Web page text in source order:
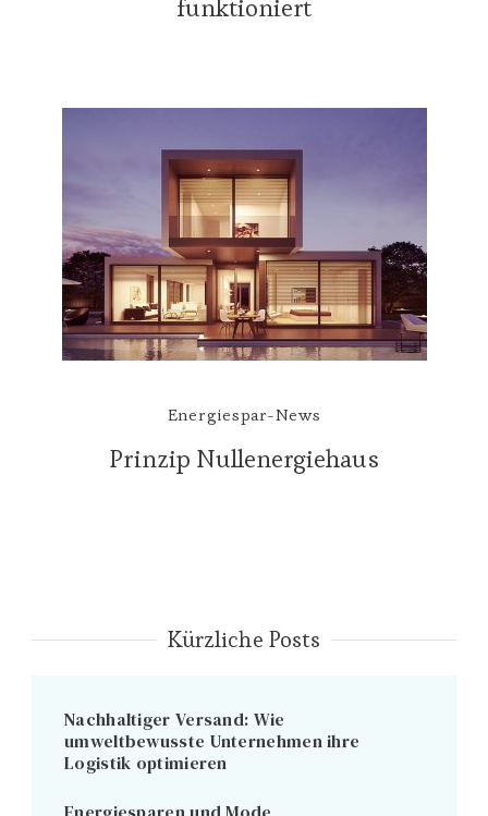
funktioniert
Energiespar-News
Prinzip Nullenergiehaus
Kürzliche Posts
Nachhaltiger Versand: Wie
umweltbewusste Unternehmen ihre
Logistik optimieren